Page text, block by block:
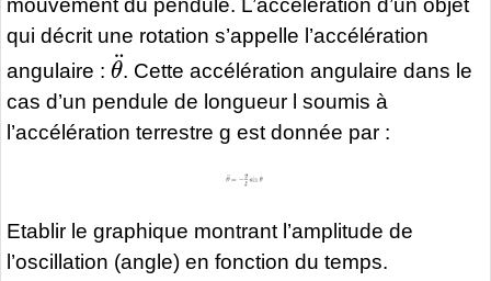
mouvement du pendule. L’accélération d’un objet
qui décrit une rotation s’appelle l’accélération
angulaire :
θ
. Cette accélération angulaire dans le
cas d’un pendule de longueur l soumis à
l’accélération terrestre g est donnée par :
Etablir le graphique montrant l’amplitude de
l’oscillation (angle) en fonction du temps.